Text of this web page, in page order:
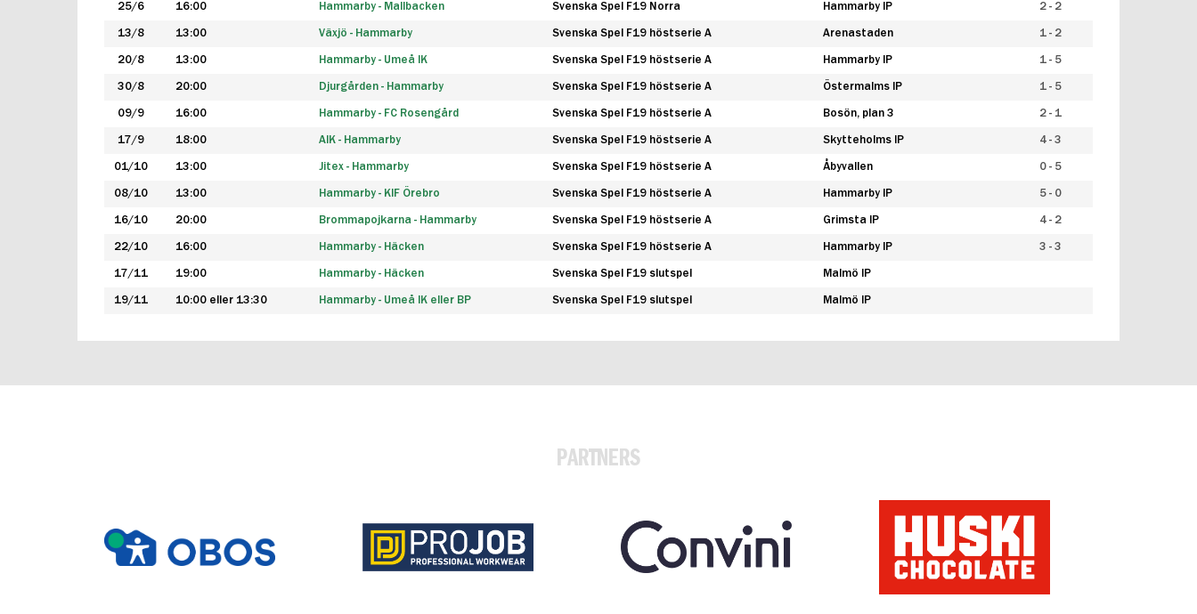
25/6 16:00 Hammarby - Mallbacken Svenska Spel F19 Norra Hammarby IP 2 - 2
13/8 13:00 Växjö - Hammarby Svenska Spel F19 höstserie A Arenastaden 1 - 2
20/8 13:00 Hammarby - Umeå IK Svenska Spel F19 höstserie A Hammarby IP 1 - 5
30/8 20:00 Djurgården - Hammarby Svenska Spel F19 höstserie A Östermalms IP 1 - 5
09/9 16:00 Hammarby - FC Rosengård Svenska Spel F19 höstserie A Bosön, plan 3 2 - 1
17/9 18:00 AIK - Hammarby Svenska Spel F19 höstserie A Skytteholms IP 4 - 3
01/10 13:00 Jitex - Hammarby Svenska Spel F19 höstserie A Åbyvallen 0 - 5
08/10 13:00 Hammarby - KIF Örebro Svenska Spel F19 höstserie A Hammarby IP 5 - 0
16/10 20:00 Brommapojkarna - Hammarby Svenska Spel F19 höstserie A Grimsta IP 4 - 2
22/10 16:00 Hammarby - Häcken Svenska Spel F19 höstserie A Hammarby IP 3 - 3
17/11 19:00 Hammarby - Häcken Svenska Spel F19 slutspel Malmö IP
19/11 10:00 eller 13:30 Hammarby - Umeå IK eller BP Svenska Spel F19 slutspel Malmö IP
PARTNERS